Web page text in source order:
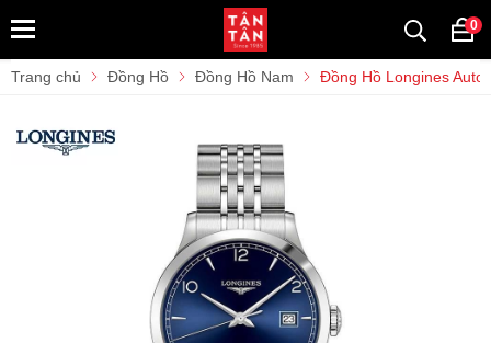
0
Trang chủ Đồng Hồ Đồng Hồ Nam Đồng Hồ Longines